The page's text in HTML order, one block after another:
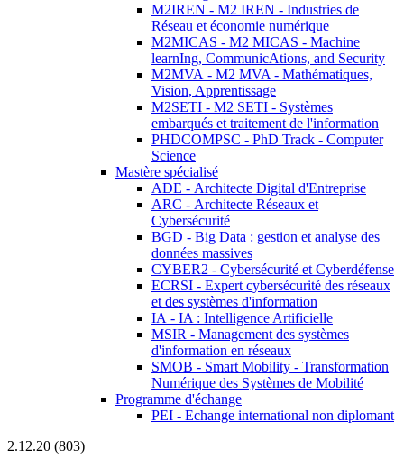
M2IREN - M2 IREN - Industries de
Réseau et économie numérique
M2MICAS - M2 MICAS - Machine
learnIng, CommunicAtions, and Security
M2MVA - M2 MVA - Mathématiques,
Vision, Apprentissage
M2SETI - M2 SETI - Systèmes
embarqués et traitement de l'information
PHDCOMPSC - PhD Track - Computer
Science
Mastère spécialisé
ADE - Architecte Digital d'Entreprise
ARC - Architecte Réseaux et
Cybersécurité
BGD - Big Data : gestion et analyse des
données massives
CYBER2 - Cybersécurité et Cyberdéfense
ECRSI - Expert cybersécurité des réseaux
et des systèmes d'information
IA - IA : Intelligence Artificielle
MSIR - Management des systèmes
d'information en réseaux
SMOB - Smart Mobility - Transformation
Numérique des Systèmes de Mobilité
Programme d'échange
PEI - Echange international non diplomant
2.12.20 (803)